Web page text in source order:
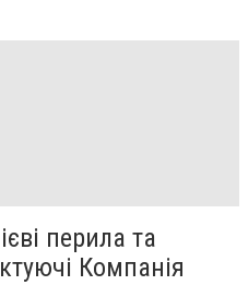
перила та
Компанія